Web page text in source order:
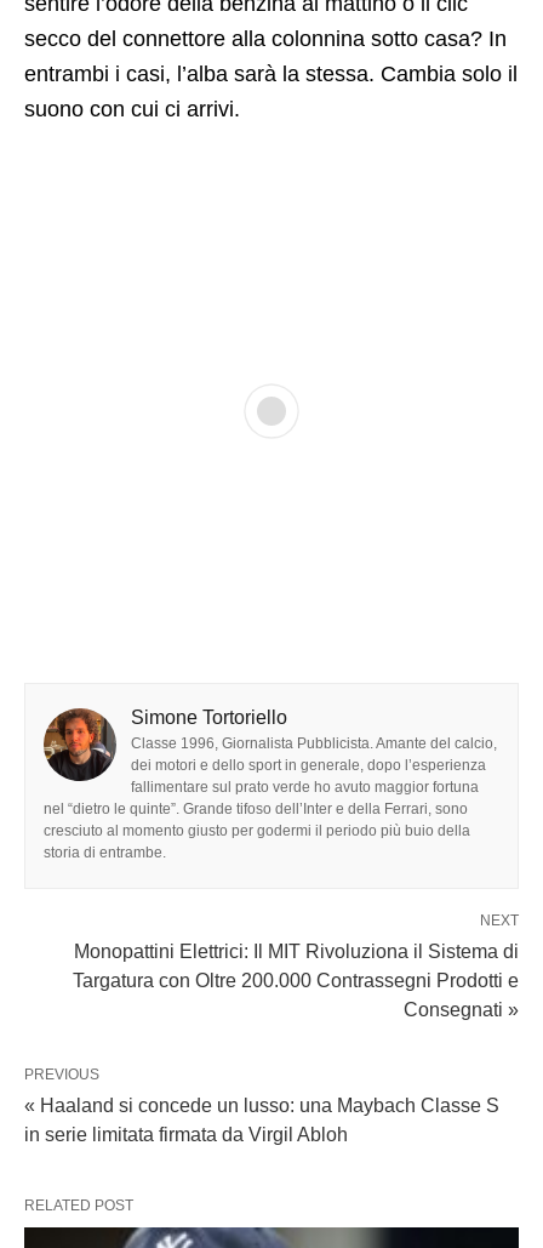
secco del connettore alla colonnina sotto casa? In
entrambi i casi, l’alba sarà la stessa. Cambia solo il
suono con cui ci arrivi.
Simone Tortoriello
Classe 1996, Giornalista Pubblicista. Amante del calcio,
dei motori e dello sport in generale, dopo l’esperienza
fallimentare sul prato verde ho avuto maggior fortuna
nel “dietro le quinte”. Grande tifoso dell’Inter e della Ferrari, sono
cresciuto al momento giusto per godermi il periodo più buio della
storia di entrambe.
NEXT
Monopattini Elettrici: Il MIT Rivoluziona il Sistema di
Targatura con Oltre 200.000 Contrassegni Prodotti e
Consegnati »
PREVIOUS
« Haaland si concede un lusso: una Maybach Classe S
in serie limitata firmata da Virgil Abloh
RELATED POST